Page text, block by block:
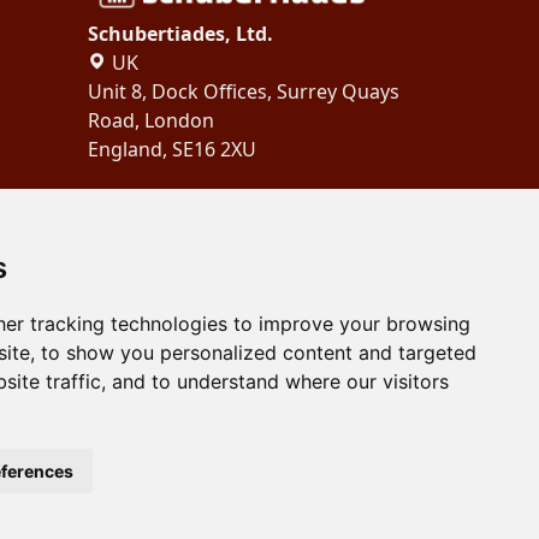
tracking technologies to improve your browsing
to show you personalized content and targeted
traffic, and to understand where our visitors
Schubertiades, Ltd.
UK
Unit 8, Dock Offices, Surrey Quays
Road, London
England, SE16 2XU